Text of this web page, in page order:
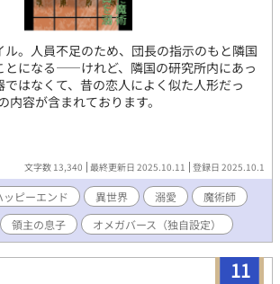
。人員不足のため、団長の指示のもと隣国
とになる――けれど、隣国の研究所内にあっ
はなくて、昔の恋人によく似た人形だっ
容が含まれております。
文字数 13,340 最終更新日 2025.10.11 登録日 2025.10.1
ッピーエンド 異世界 溺愛
魔術師
領主の息子 オメガバース（独自設定）
11